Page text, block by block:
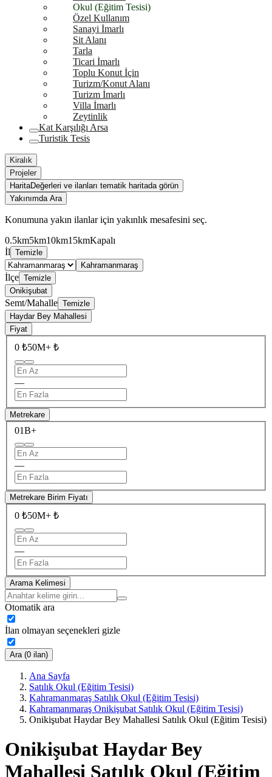
Okul (Eğitim Tesisi)
Özel Kullanım
Sanayi İmarlı
Sit Alanı
Tarla
Ticari İmarlı
Toplu Konut İçin
Turizm/Konut Alanı
Turizm İmarlı
Villa İmarlı
Zeytinlik
Kat Karşılığı Arsa
Turistik Tesis
Kiralık
Projeler
HaritaDeğerleri ve ilanları tematik haritada görün
Yakınımda Ara
Konumuna yakın ilanlar için yakınlık mesafesini seç.
0.5km5km10km15kmKapalı
İl Temizle
Kahramanmaraş
İlçe Temizle
Onikişubat
Semt/Mahalle Temizle
Haydar Bey Mahallesi
Fiyat
0 ₺50M+ ₺
—
Metrekare
01B+
—
Metrekare Birim Fiyatı
0 ₺50M+ ₺
—
Arama Kelimesi
Otomatik ara
İlan olmayan seçenekleri gizle
Ara (0 ilan)
Ana Sayfa
Satılık Okul (Eğitim Tesisi)
Kahramanmaraş Satılık Okul (Eğitim Tesisi)
Kahramanmaraş Onikişubat Satılık Okul (Eğitim Tesisi)
Onikişubat Haydar Bey Mahallesi Satılık Okul (Eğitim Tesisi)
Onikişubat Haydar Bey
Mahallesi Satılık Okul (Eğitim